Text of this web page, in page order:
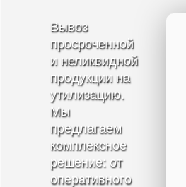
Вывоз
просроченной
и неликвидной
продукции на
утилизацию.
Мы
предлагаем
комплексное
решение: от
оперативного